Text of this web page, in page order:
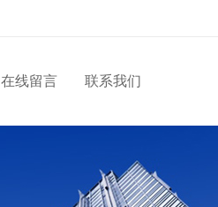
在线留言 联系我们